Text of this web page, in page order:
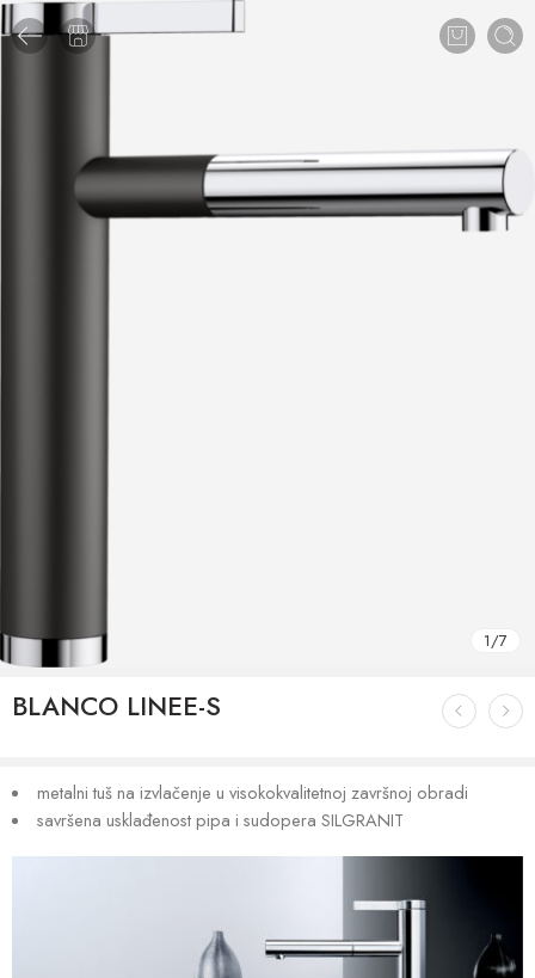
1/7
BLANCO LINEE-S
metalni tuš na izvlačenje u visokokvalitetnoj završnoj obradi
savršena usklađenost pipa i sudopera SILGRANIT